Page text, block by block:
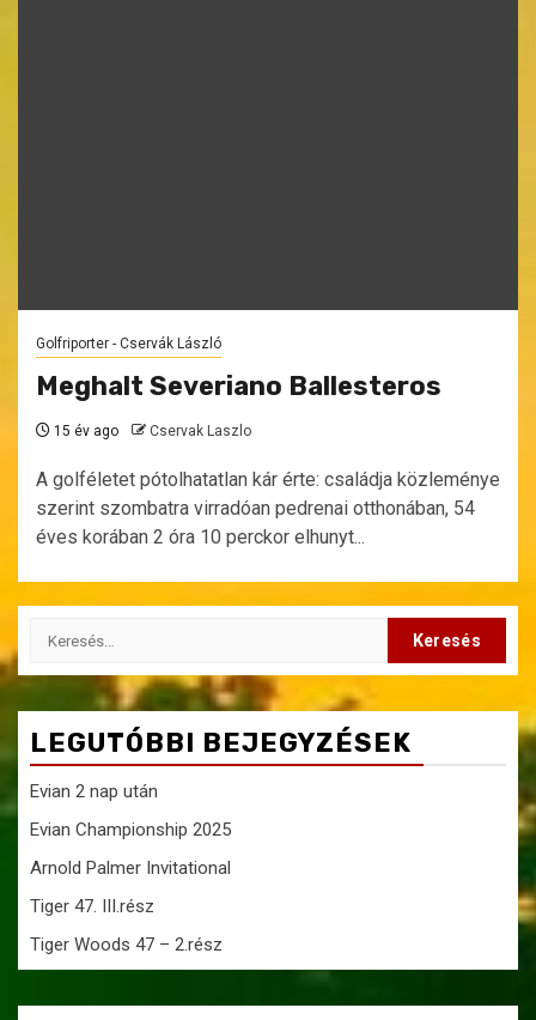
Golfriporter - Cservák László
Meghalt Severiano Ballesteros
15 év ago Cservak Laszlo
A golféletet pótolhatatlan kár érte: családja közleménye
szerint szombatra virradóan pedrenai otthonában, 54
éves korában 2 óra 10 perckor elhunyt...
Keresés:
LEGUTÓBBI BEJEGYZÉSEK
Evian 2 nap után
Evian Championship 2025
Arnold Palmer Invitational
Tiger 47. III.rész
Tiger Woods 47 – 2.rész